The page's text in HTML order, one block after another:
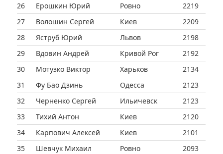
26
Ерошкин Юрий Ровно
2219
27
Волошин Сергей Киев
2209
28
Яструб Юрий Львов
2198
29
Вдовин Андрей Кривой Рог
2192
30
Мотузко Виктор Харьков
2134
31
Фу Бао Дзинь Одесса
2123
32
Черненко Сергей Ильичевск
2123
33
Тихий Антон Киев
2120
34
Карпович Алексей Киев
2101
35
Шевчук Михаил Ровно
2093